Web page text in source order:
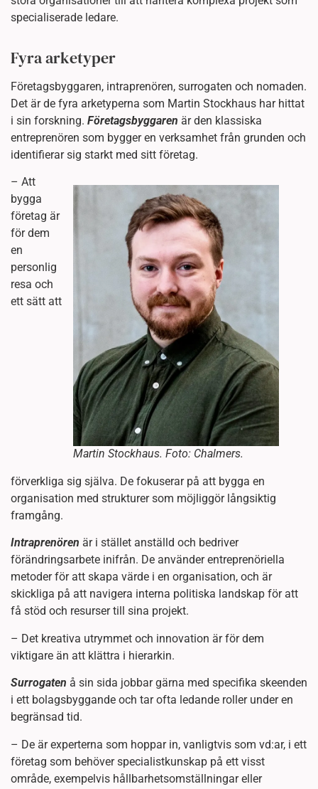
specialiserade ledare.
Fyra arketyper
Företagsbyggaren, intraprenören, surrogaten och nomaden.
Det är de fyra arketyperna som Martin Stockhaus har hittat
i sin forskning. Företagsbyggaren är den klassiska
entreprenören som bygger en verksamhet från grunden och
identifierar sig starkt med sitt företag.
Martin Stockhaus. Foto: Chalmers.
– Att
bygga
företag är
för dem
en
personlig
resa och
ett sätt att
förverkliga sig själva. De fokuserar på att bygga en
organisation med strukturer som möjliggör långsiktig
framgång.
Intraprenören är i stället anställd och bedriver
förändringsarbete inifrån. De använder entreprenöriella
metoder för att skapa värde i en organisation, och är
skickliga på att navigera interna politiska landskap för att
få stöd och resurser till sina projekt.
– Det kreativa utrymmet och innovation är för dem
viktigare än att klättra i hierarkin.
Surrogaten å sin sida jobbar gärna med specifika skeenden
i ett bolagsbyggande och tar ofta ledande roller under en
begränsad tid.
– De är experterna som hoppar in, vanligtvis som vd:ar, i ett
företag som behöver specialistkunskap på ett visst
område, exempelvis hållbarhetsomställningar eller